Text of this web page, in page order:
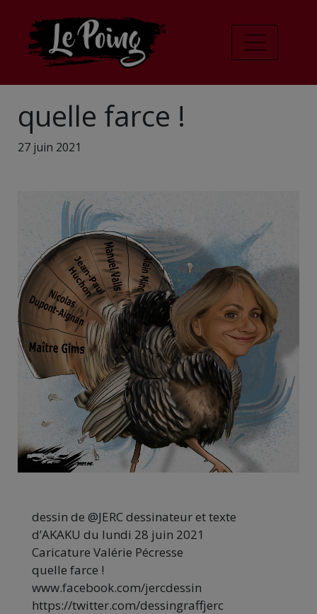
quelle farce !
27 juin 2021
dessin de @JERC dessinateur et texte
d’AKAKU du lundi 28 juin 2021
Caricature Valérie Pécresse
quelle farce !
www.facebook.com/jercdessin
https://twitter.com/dessingraffjerc